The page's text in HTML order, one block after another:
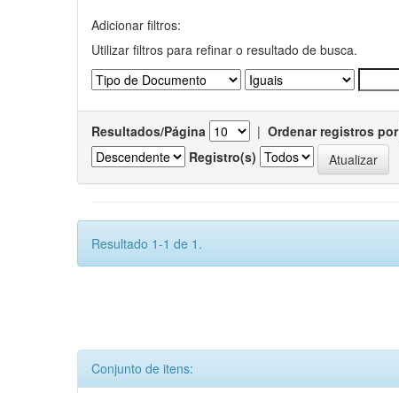
Adicionar filtros:
Utilizar filtros para refinar o resultado de busca.
Resultados/Página | Ordenar registros por
Registro(s)
Resultado 1-1 de 1.
Conjunto de itens: